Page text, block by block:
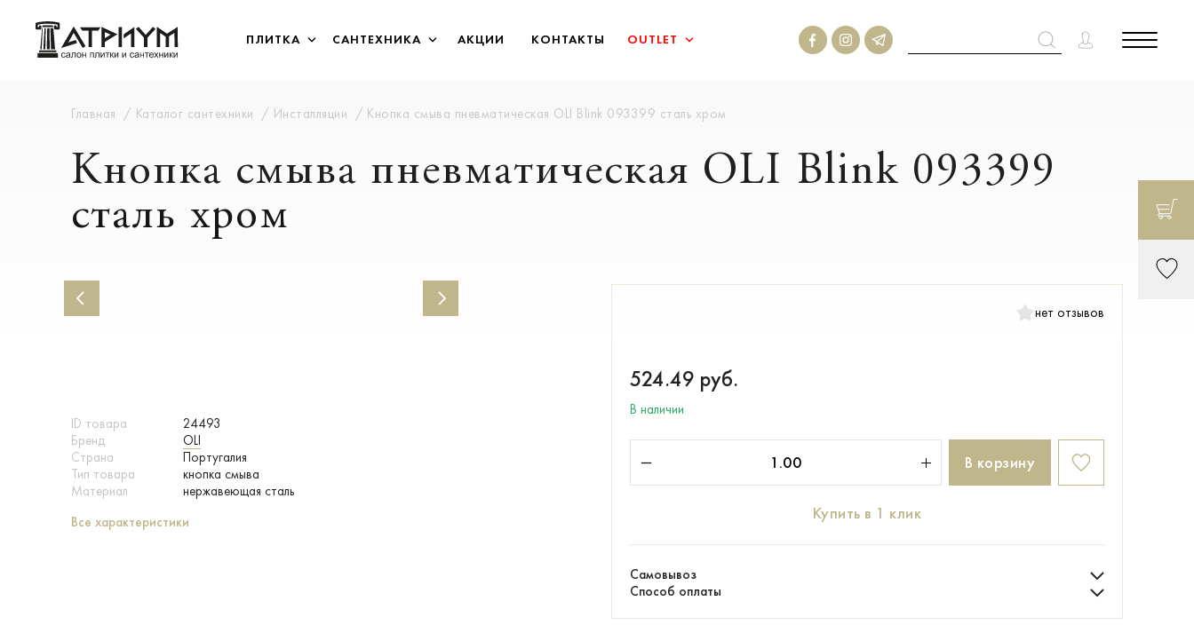
ПЛИТКА САНТЕХНИКА АКЦИИ КОНТАКТЫ OUTLET
Главная Каталог сантехники Инсталляции Кнопка смыва пневматическая OLI Blink 093399 сталь хром
Кнопка смыва пневматическая OLI Blink 093399
сталь хром
ID товара
24493
Бренд
OLI
Страна
Португалия
Тип товара
кнопка смыва
Материал
нержавеющая сталь
Все характеристики
нет отзывов
524.49 руб.
В наличии
В корзину
Купить в 1 клик
Самовывоз
Способ оплаты